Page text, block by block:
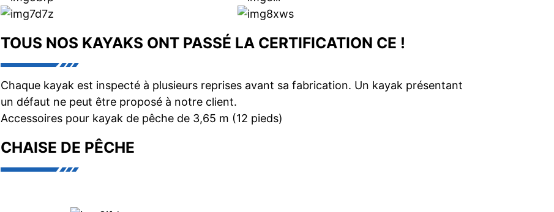
TOUS NOS KAYAKS ONT PASSÉ LA CERTIFICATION CE !
Chaque kayak est inspecté à plusieurs reprises avant sa fabrication. Un kayak présentant
un défaut ne peut être proposé à notre client.
Accessoires pour kayak de pêche de 3,65 m (12 pieds)
CHAISE DE PÊCHE